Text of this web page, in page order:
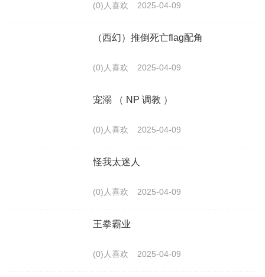
(0)人喜欢 2025-04-09
（西幻）推倒死亡flag配角
(0)人喜欢 2025-04-09
宠溺 （ NP 调教 ）
(0)人喜欢 2025-04-09
怪我太迷人
(0)人喜欢 2025-04-09
王拳霸业
(0)人喜欢 2025-04-09